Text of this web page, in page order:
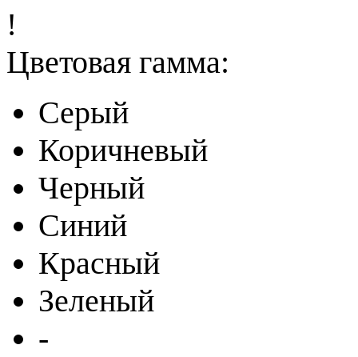
!
Цветовая гамма:
Серый
Коричневый
Черный
Синий
Красный
Зеленый
-